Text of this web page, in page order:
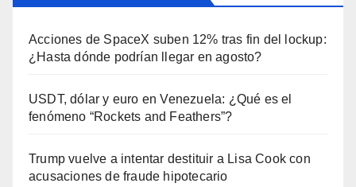
Acciones de SpaceX suben 12% tras fin del lockup:
¿Hasta dónde podrían llegar en agosto?
USDT, dólar y euro en Venezuela: ¿Qué es el
fenómeno “Rockets and Feathers”?
Trump vuelve a intentar destituir a Lisa Cook con
acusaciones de fraude hipotecario